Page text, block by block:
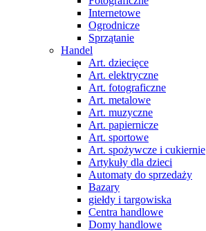
Internetowe
Ogrodnicze
Sprzątanie
Handel
Art. dziecięce
Art. elektryczne
Art. fotograficzne
Art. metalowe
Art. muzyczne
Art. papiernicze
Art. sportowe
Art. spożywcze i cukiernie
Artykuły dla dzieci
Automaty do sprzedaży
Bazary
giełdy i targowiska
Centra handlowe
Domy handlowe